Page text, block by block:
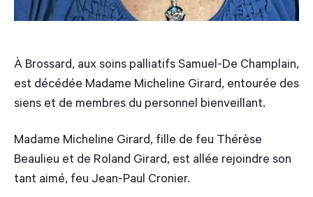
À Brossard, aux soins palliatifs Samuel-De Champlain,
est décédée Madame Micheline Girard, entourée des
siens et de membres du personnel bienveillant.
Madame Micheline Girard, fille de feu Thérèse
Beaulieu et de Roland Girard, est allée rejoindre son
tant aimé, feu Jean-Paul Cronier.